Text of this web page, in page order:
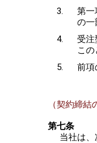
第一
の一
受注
こ
前項
（契約締結
第七条
当社は